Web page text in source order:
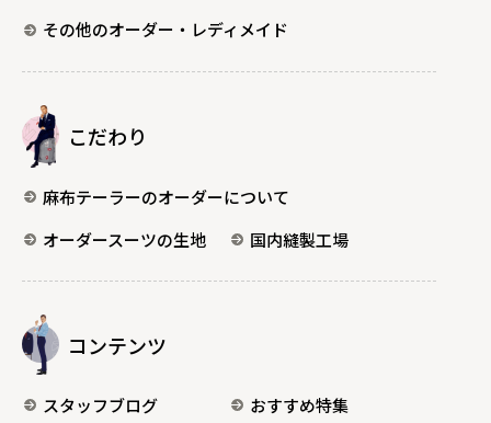
その他のオーダー・レディメイド
こだわり
麻布テーラーのオーダーについて
オーダースーツの生地
国内縫製工場
コンテンツ
スタッフブログ
おすすめ特集